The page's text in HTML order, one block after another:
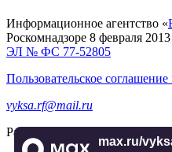
max.ru/
Информационное агентство «
Роскомнадзоре 8 февраля
ЭЛ № ФС 77-52805
Пользовательское
vyksa.rf@mail.ru
Разработка и продвижение —